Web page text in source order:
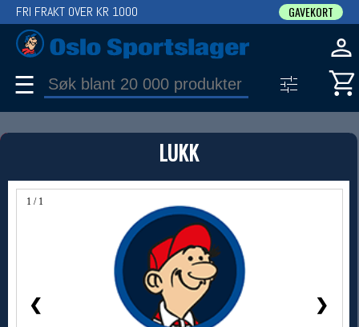
LUKK
1 / 1
❮ ❯
FRI FRAKT OVER KR 1000 GAVEKORT
☰
PRODUKT
Produkter (1)
Bruk filter til å spisse søket